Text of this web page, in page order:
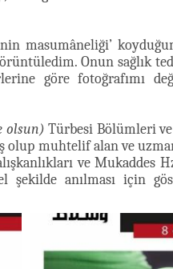
masumâneliği’
Onun sağlık
göre fotoğrafımı
olsun) Türbesi Bölümleri
olup muhtelif alan ve
ve Mukaddes
şekilde anılması için